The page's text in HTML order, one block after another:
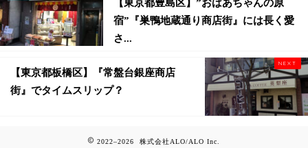
【東京都豊島区】”おばあちゃんの原
宿”『巣鴨地蔵通り商店街』には長く愛
さ...
【東京都板橋区】『常盤台銀座商店
街』でタイムスリップ？
2022–2026 株式会社ALO/ALO Inc.